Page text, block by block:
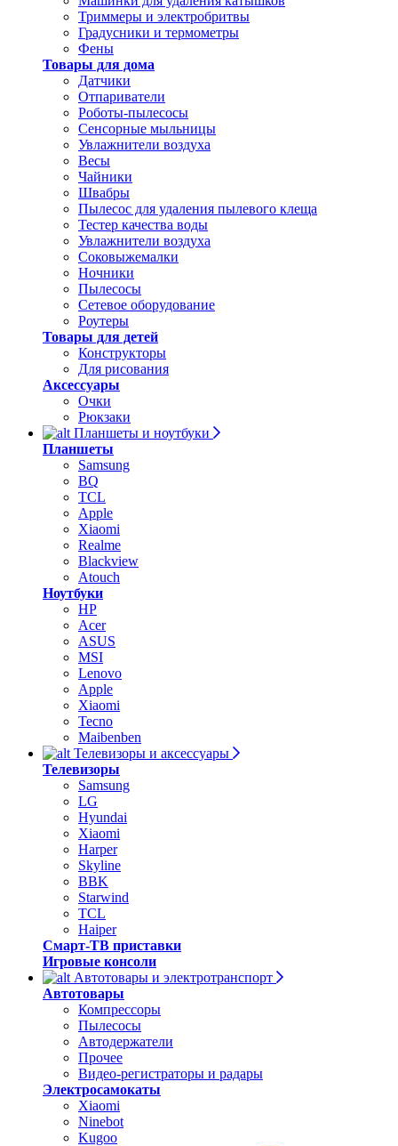
Триммеры и электробритвы
Градусники и термометры
Фены
Товары для дома
Датчики
Отпариватели
Роботы-пылесосы
Сенсорные мыльницы
Увлажнители воздуха
Весы
Чайники
Швабры
Пылесос для удаления пылевого клеща
Тестер качества воды
Увлажнители воздуха
Соковыжемалки
Ночники
Пылесосы
Сетевое оборудование
Роутеры
Товары для детей
Конструкторы
Для рисования
Аксессуары
Очки
Рюкзаки
Планшеты и ноутбуки
Планшеты
Samsung
BQ
TCL
Apple
Xiaomi
Realme
Blackview
Atouch
Ноутбуки
HP
Acer
ASUS
MSI
Lenovo
Apple
Xiaomi
Tecno
Maibenben
Телевизоры и аксессуары
Телевизоры
Samsung
LG
Hyundai
Xiaomi
Harper
Skyline
BBK
Starwind
TCL
Haiper
Смарт-ТВ приставки
Игровые консоли
Автотовары и электротранспорт
Автотовары
Компрессоры
Пылесосы
Автодержатели
Прочее
Видео-регистраторы и радары
Электросамокаты
Xiaomi
Ninebot
Kugoo